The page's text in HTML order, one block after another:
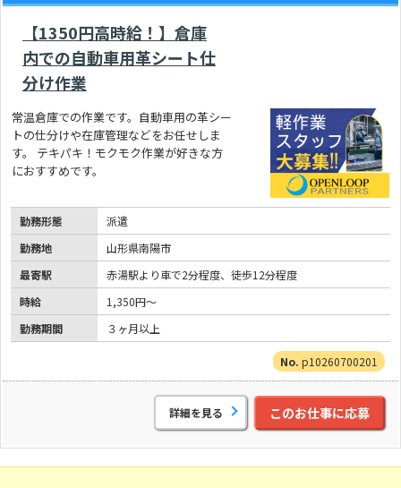
【1350円高時給！】倉庫
内での自動車用革シート仕
分け作業
常温倉庫での作業です。自動車用の革シー
トの仕分けや在庫管理などをお任せしま
す。 テキパキ！モクモク作業が好きな方
におすすめです。
勤務形態
派遣
勤務地
山形県南陽市
最寄駅
赤湯駅より車で2分程度、徒歩12分程度
時給
1,350円～
勤務期間
３ヶ月以上
p10260700201
詳細を見る このお仕事に応募